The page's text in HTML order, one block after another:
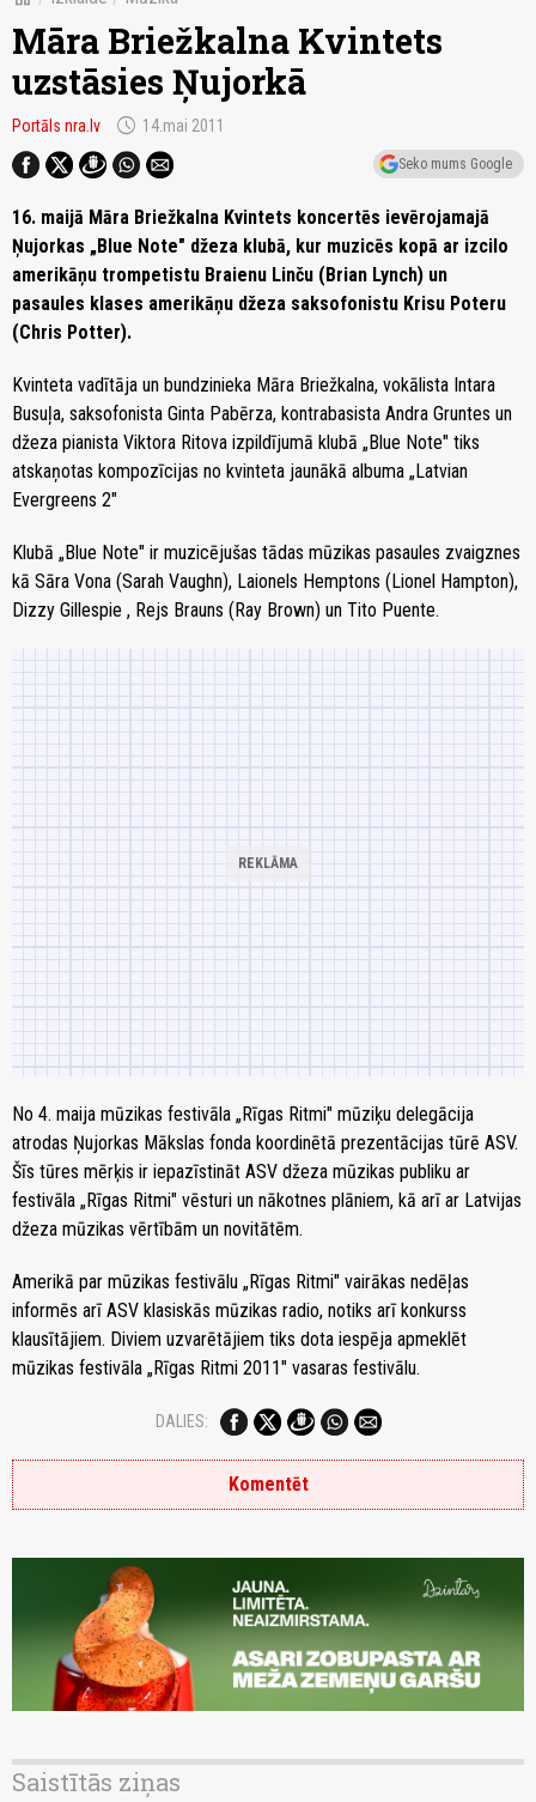
Māra Briežkalna Kvintets
uzstāsies Ņujorkā
Portāls nra.lv schedule 14.mai 2011
Seko mums Google
16. maijā Māra Briežkalna Kvintets koncertēs ievērojamajā
Ņujorkas „Blue Note" džeza klubā, kur muzicēs kopā ar izcilo
amerikāņu trompetistu Braienu Linču (Brian Lynch) un
pasaules klases amerikāņu džeza saksofonistu Krisu Poteru
(Chris Potter).
Kvinteta vadītāja un bundzinieka Māra Briežkalna, vokālista Intara
Busuļa, saksofonista Ginta Pabērza, kontrabasista Andra Gruntes un
džeza pianista Viktora Ritova izpildījumā klubā „Blue Note" tiks
atskaņotas kompozīcijas no kvinteta jaunākā albuma „Latvian
Evergreens 2"
Klubā „Blue Note" ir muzicējušas tādas mūzikas pasaules zvaigznes
kā Sāra Vona (Sarah Vaughn), Laionels Hemptons (Lionel Hampton),
Dizzy Gillespie , Rejs Brauns (Ray Brown) un Tito Puente.
No 4. maija mūzikas festivāla „Rīgas Ritmi" mūziķu delegācija
atrodas Ņujorkas Mākslas fonda koordinētā prezentācijas tūrē ASV.
Šīs tūres mērķis ir iepazīstināt ASV džeza mūzikas publiku ar
festivāla „Rīgas Ritmi" vēsturi un nākotnes plāniem, kā arī ar Latvijas
džeza mūzikas vērtībām un novitātēm.
Amerikā par mūzikas festivālu „Rīgas Ritmi" vairākas nedēļas
informēs arī ASV klasiskās mūzikas radio, notiks arī konkurss
klausītājiem. Diviem uzvarētājiem tiks dota iespēja apmeklēt
mūzikas festivāla „Rīgas Ritmi 2011" vasaras festivālu.
DALIES:
Komentēt
Saistītās ziņas